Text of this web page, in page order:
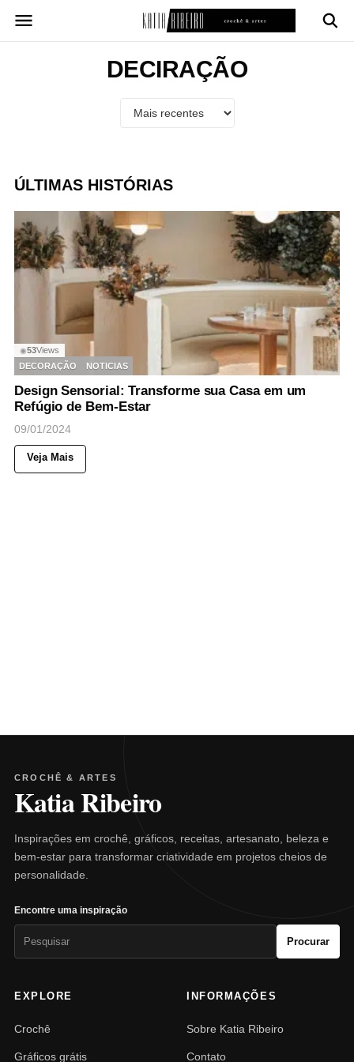
para
DECIRAÇÃO
ÚLTIMAS HISTÓRIAS
◉53Views
DECORAÇÃO
NOTICIAS
Design Sensorial: Transforme sua Casa em um
Refúgio de Bem-Estar
09/01/2024
Veja Mais
CROCHÊ & ARTES
Katia Ribeiro
Inspirações em crochê, gráficos, receitas, artesanato, beleza e
bem-estar para transformar criatividade em projetos cheios de
personalidade.
Encontre uma inspiração
Procurar
EXPLORE
Crochê
Gráficos grátis
INFORMAÇÕES
Sobre Katia Ribeiro
Contato